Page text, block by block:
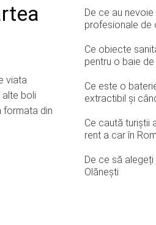
viata
boli
formata din
De ce au
profesionale de
Ce obiecte
pentru o baie
Ce este o
extractibil și
Ce caută turiștii
rent a car în
De ce să
Olănești